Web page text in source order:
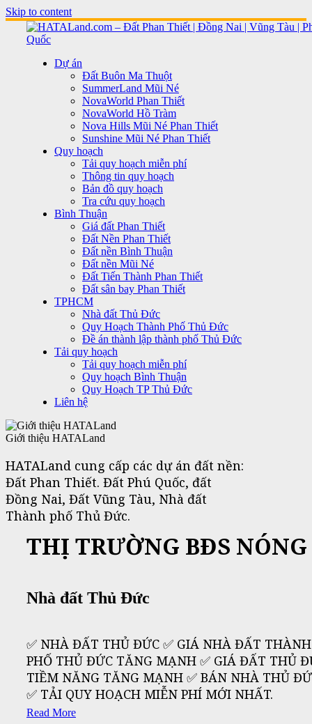
Skip to content
Dự án
Đất Buôn Ma Thuột
SummerLand Mũi Né
NovaWorld Phan Thiết
NovaWorld Hồ Tràm
Nova Hills Mũi Né Phan Thiết
Sunshine Mũi Né Phan Thiết
Quy hoạch
Tải quy hoạch miễn phí
Thông tin quy hoạch
Bản đồ quy hoạch
Tra cứu quy hoạch
Bình Thuận
Giá đất Phan Thiết
Đất Nền Phan Thiết
Đất nền Bình Thuận
Đất nền Mũi Né
Đất Tiến Thành Phan Thiết
Đất sân bay Phan Thiết
TPHCM
Nhà đất Thủ Đức
Quy Hoạch Thành Phố Thủ Đức
Đề án thành lập thành phố Thủ Đức
Tải quy hoạch
Tải quy hoạch miễn phí
Quy hoạch Bình Thuận
Quy Hoạch TP Thủ Đức
Liên hệ
Giới thiệu HATALand
HATALand cung cấp các dự án đất nền:
Đất Phan Thiết. Đất Phú Quốc, đất
Đồng Nai, Đất Vũng Tàu, Nhà đất
Thành phố Thủ Đức.
THỊ TRƯỜNG BĐS NÓNG
Nhà đất Thủ Đức
✅ NHÀ ĐẤT THỦ ĐỨC ✅ GIÁ NHÀ ĐẤT THÀNH
PHỐ THỦ ĐỨC TĂNG MẠNH ✅ GIÁ ĐẤT THỦ
TIỀM NĂNG TĂNG MẠNH ✅ BÁN NHÀ THỦ
✅ TẢI QUY HOẠCH MIỄN PHÍ MỚI NHẤT.
Read More